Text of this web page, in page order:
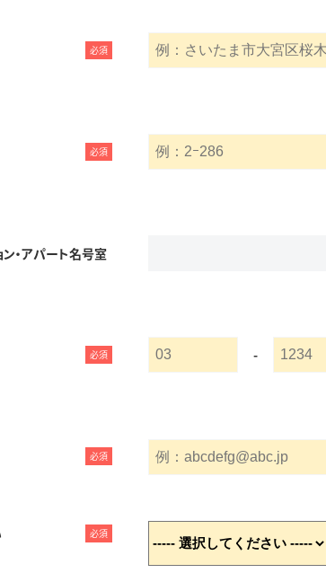
必須
必須
ン・アパート名号室
必須 -
必須
必須